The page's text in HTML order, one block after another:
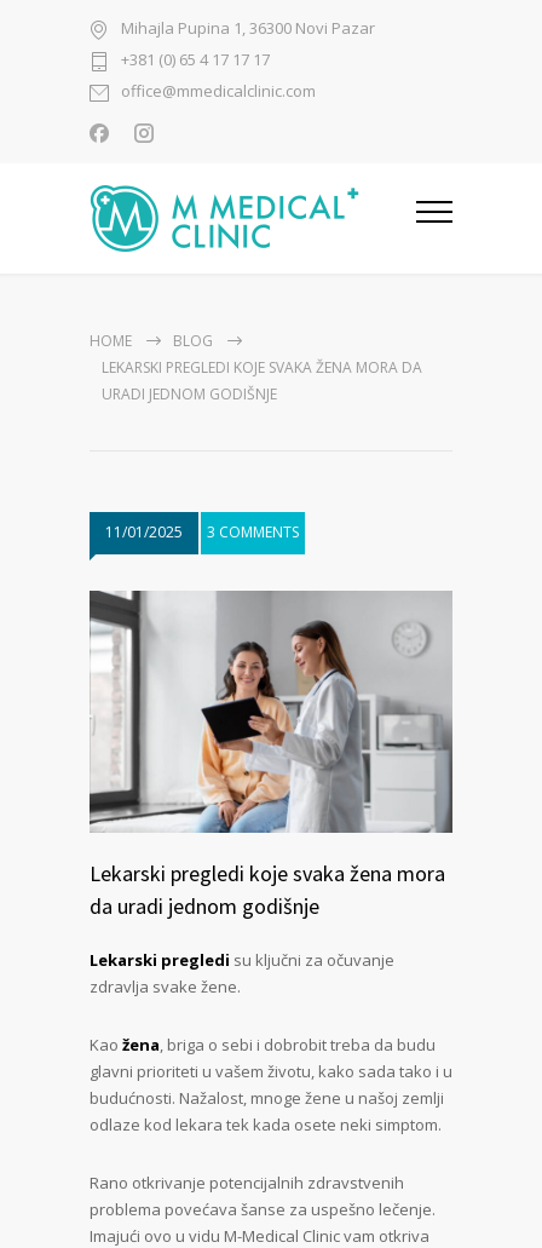
Mihajla Pupina 1, 36300 Novi Pazar
+381 (0) 65 4 17 17 17
office@mmedicalclinic.com
HOME
BLOG
LEKARSKI PREGLEDI KOJE SVAKA ŽENA MORA DA
URADI JEDNOM GODIŠNJE
11/01/2025 3 COMMENTS
Lekarski pregledi koje svaka žena mora
da uradi jednom godišnje
Lekarski pregledi su ključni za očuvanje
zdravlja svake žene.
Kao žena, briga o sebi i dobrobit treba da budu
glavni prioriteti u vašem životu, kako sada tako i u
budućnosti. Nažalost, mnoge žene u našoj zemlji
odlaze kod lekara tek kada osete neki simptom.
Rano otkrivanje potencijalnih zdravstvenih
problema povećava šanse za uspešno lečenje.
Imajući ovo u vidu M-Medical Clinic vam otkriva